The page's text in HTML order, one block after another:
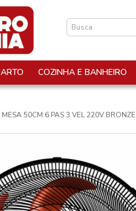
COZINHA E BANHEIRO
50CM 6 PAS 3 VEL 220V BRONZE